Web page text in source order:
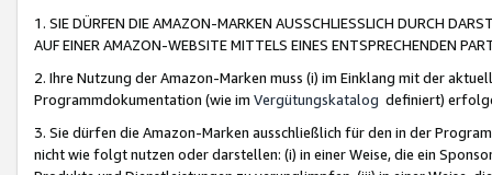
1. SIE DÜRFEN DIE AMAZON-MARKEN AUSSCHLIESSLICH DURCH
AUF EINER AMAZON-WEBSITE MITTELS EINES ENTSPRECHENDEN
2. Ihre Nutzung der Amazon-Marken muss (i) im Einklang mit der
Programmdokumentation (wie im Vergütungskatalog definiert)
3. Sie dürfen die Amazon-Marken ausschließlich für den in der
nicht wie folgt nutzen oder darstellen: (i) in einer Weise, die ein